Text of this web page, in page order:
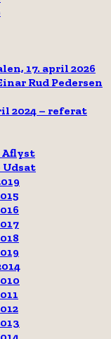
17. april 2026
Rud Pedersen
2024 – referat
Aflyst
Udsat